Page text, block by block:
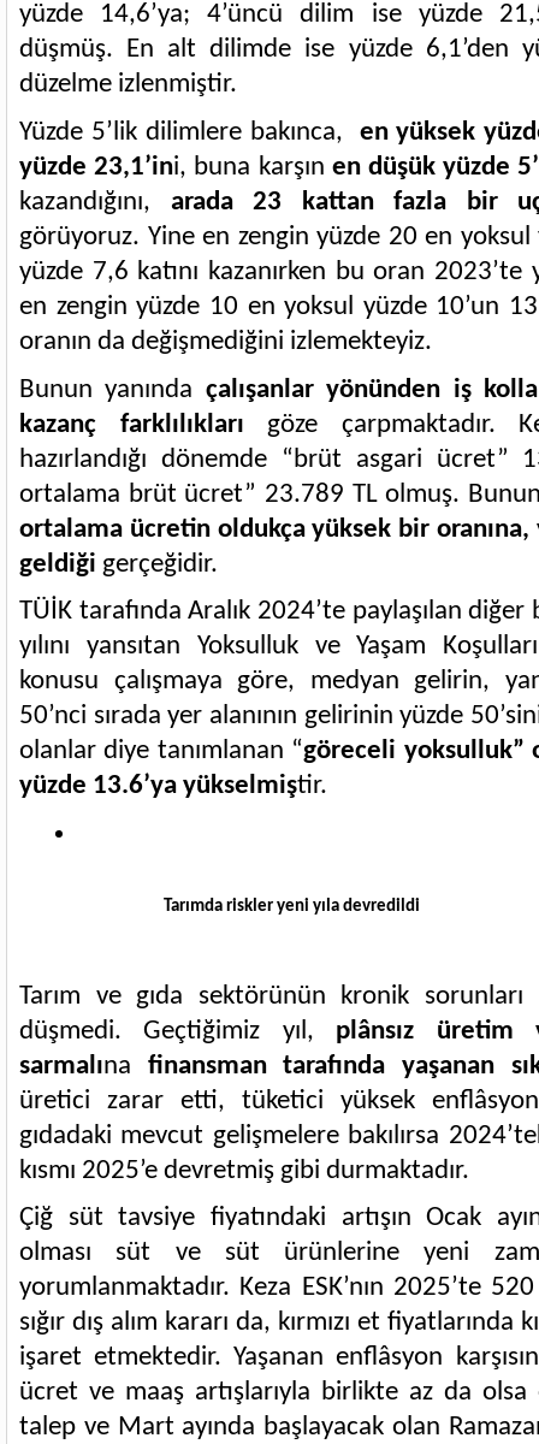
yüzde 14,6’ya; 4’üncü dilim ise yüzde
düşmüş. En alt dilimde ise yüzde 6,1’den
düzelme izlenmiştir.
Yüzde 5’lik dilimlere bakınca, en yüksek
yüzde 23,1’ini, buna karşın en düşük yüzde
kazandığını, arada 23 kattan fazla bir
görüyoruz. Yine en zengin yüzde 20 en yoksul
yüzde 7,6 katını kazanırken bu oran 2023’te
en zengin yüzde 10 en yoksul yüzde 10’un
oranın da değişmediğini izlemekteyiz.
Bunun yanında çalışanlar yönünden iş
kazanç farklılıkları göze çarpmaktadır.
hazırlandığı dönemde “brüt asgari ücret”
ortalama brüt ücret” 23.789 TL olmuş.
ortalama ücretin oldukça yüksek bir oranına,
geldiği gerçeğidir.
TÜİK tarafında Aralık 2024’te paylaşılan
yılını yansıtan Yoksulluk ve Yaşam
konusu çalışmaya göre, medyan gelirin,
50’nci sırada yer alanının gelirinin yüzde
olanlar diye tanımlanan “göreceli yoksulluk”
yüzde 13.6’ya yükselmiştir.
Tarımda riskler yeni yıla devredildi
Tarım ve gıda sektörünün kronik sorunları
düşmedi. Geçtiğimiz yıl, plânsız
sarmalına finansman tarafında yaşanan
üretici zarar etti, tüketici yüksek
gıdadaki mevcut gelişmelere bakılırsa
kısmı 2025’e devretmiş gibi durmaktadır.
Çiğ süt tavsiye fiyatındaki artışın Ocak
olması süt ve süt ürünlerine yeni
yorumlanmaktadır. Keza ESK’nın 2025’te
sığır dış alım kararı da, kırmızı et fiyatlarında
işaret etmektedir. Yaşanan enflâsyon
ücret ve maaş artışlarıyla birlikte az da olsa
talep ve Mart ayında başlayacak olan